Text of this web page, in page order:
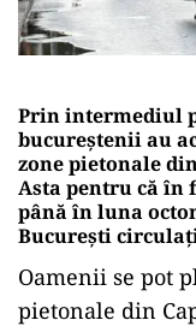
Prin intermediul
bucureștenii au
zone pietonale
Asta pentru că în
până în luna
București
Oamenii se pot
pietonale din